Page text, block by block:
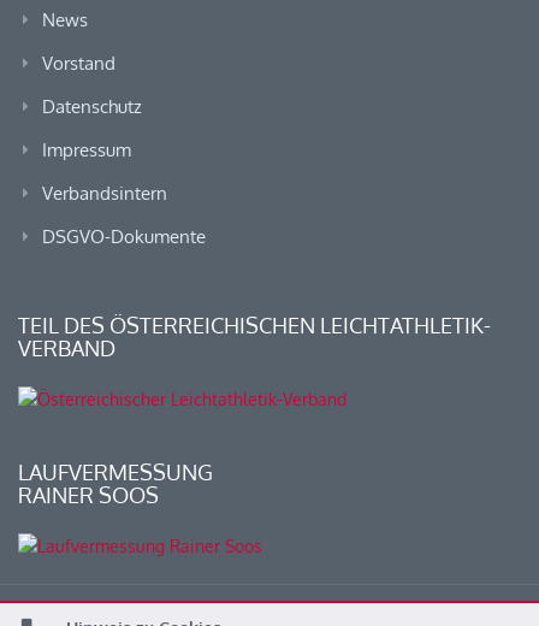
News
Vorstand
Datenschutz
Impressum
Verbandsintern
DSGVO-Dokumente
TEIL DES ÖSTERREICHISCHEN LEICHTATHLETIK-
VERBAND
LAUFVERMESSUNG
RAINER SOOS